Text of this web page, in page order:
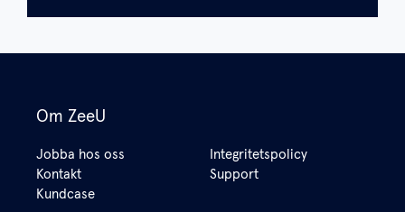
Om ZeeU
Jobba hos oss
Kontakt
Kundcase
Integritetspolicy
Support